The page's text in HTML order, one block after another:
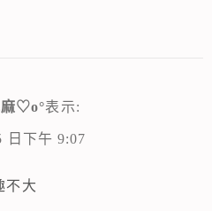
♡o°表示:
日下午 9:07
不大